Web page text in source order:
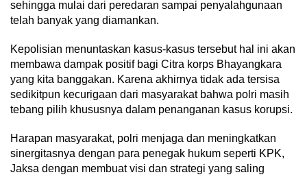
sehingga mulai dari peredaran sampai penyalahgunaan
telah banyak yang diamankan.
Kepolisian menuntaskan kasus-kasus tersebut hal ini akan
membawa dampak positif bagi Citra korps Bhayangkara
yang kita banggakan. Karena akhirnya tidak ada tersisa
sedikitpun kecurigaan dari masyarakat bahwa polri masih
tebang pilih khususnya dalam penanganan kasus korupsi.
Harapan masyarakat, polri menjaga dan meningkatkan
sinergitasnya dengan para penegak hukum seperti KPK,
Jaksa dengan membuat visi dan strategi yang saling